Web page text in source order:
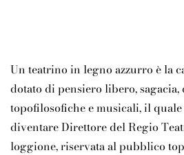
Un teatrino in legno azzurro è la
dotato di pensiero libero, sagacia,
topofilosofiche e musicali, il
diventare Direttore del Regio
loggione, riservata al pubblico